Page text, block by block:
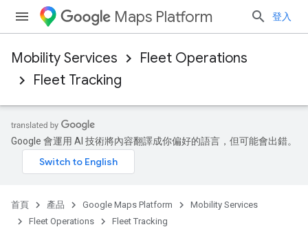
Maps Platform 登入
Mobility Services
Fleet Operations
Fleet Tracking
Google 會運用 AI 技術將內容翻譯成你偏好的語言，但可能會出錯。
首頁 產品 Google Maps Platform
Mobility Services
Fleet Operations
Fleet Tracking